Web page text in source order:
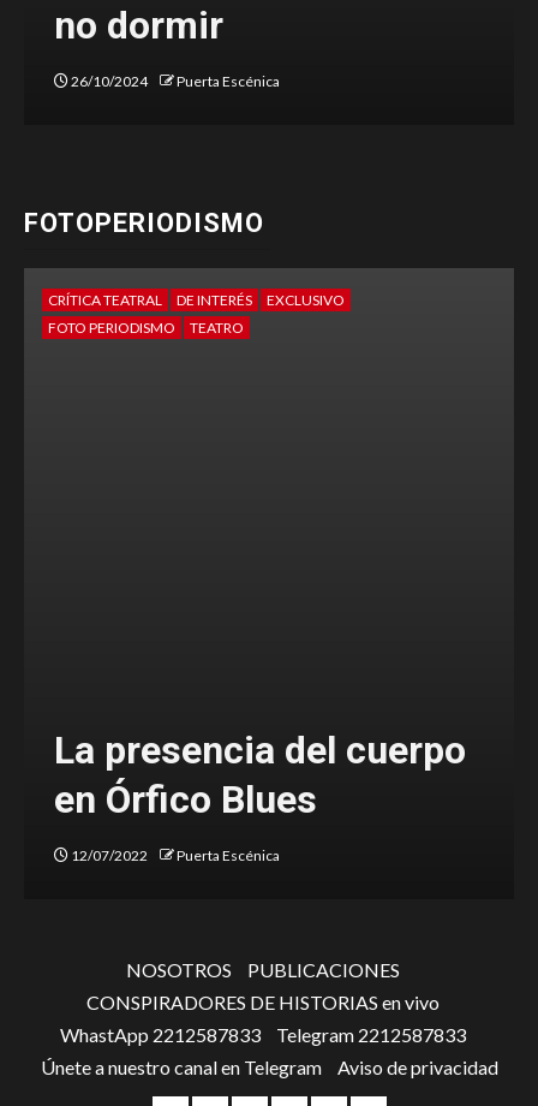
no dormir
26/10/2024 Puerta Escénica
FOTOPERIODISMO
CRÍTICA TEATRAL DE INTERÉS
EXCLUSIVO
FOTO PERIODISMO
TEATRO
La presencia del cuerpo
en Órfico Blues
12/07/2022 Puerta Escénica
NOSOTROS
PUBLICACIONES
CONSPIRADORES DE HISTORIAS en vivo
WhastApp 2212587833
Telegram 2212587833
Únete a nuestro canal en Telegram
Aviso de privacidad